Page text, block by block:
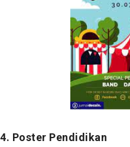
4. Poster Pendidikan